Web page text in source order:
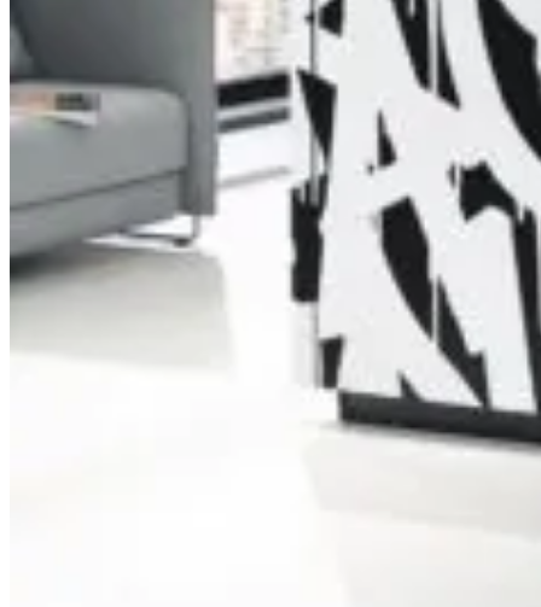
Schreiben Sie uns
Beratungstermin vereinbaren
Ansprechpartner finden